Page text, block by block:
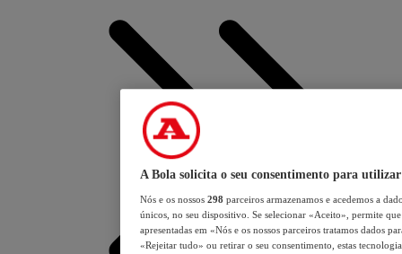
A Bola solicita o seu consentimento para utilizar
Nós e os nossos 298 parceiros armazenamos e acedemos a
únicos, no seu dispositivo. Se selecionar «Aceito», permite
apresentadas em «Nós e os nossos parceiros tratamos dados
«Rejeitar tudo» ou retirar o seu consentimento, estas